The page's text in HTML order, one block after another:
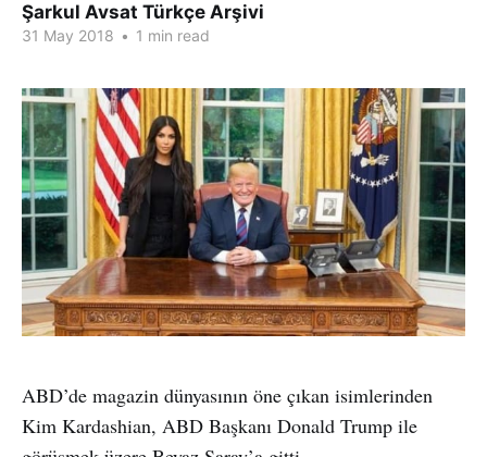
Şarkul Avsat Türkçe Arşivi
31 May 2018 • 1 min read
ABD’de magazin dünyasının öne çıkan isimlerinden
Kim Kardashian, ABD Başkanı Donald Trump ile